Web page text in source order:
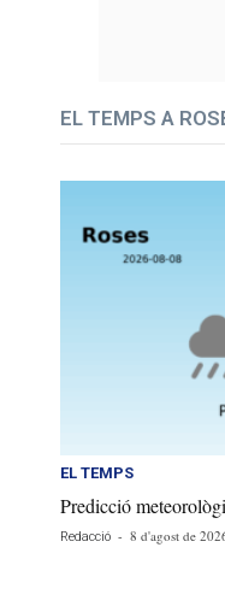
EL TEMPS A
EL TEMPS
Predicció
Redacció - 8 d'agost de